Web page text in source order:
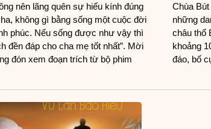
nên lãng quên sự hiếu kính đúng
không gì bằng sống một cuộc đời
phúc. Nếu sống được như vậy thì
đền đáp cho cha mẹ tốt nhất”. Mời
đón xem đoạn trích từ bộ phim
Chùa
những
châu thổ
khoảng
đáo, bố